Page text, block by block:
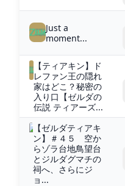
Just a
moment...
【ティアキン】ド
レファン王の隠れ
家はどこ？秘密の
入り口【ゼルダの
伝説 ティアーズ...
【ゼルダティアキ
ン】＃４５ 空か
らゾラ台地鳥望台
とジルダグマチの
祠へ、さらにジ
ョ...